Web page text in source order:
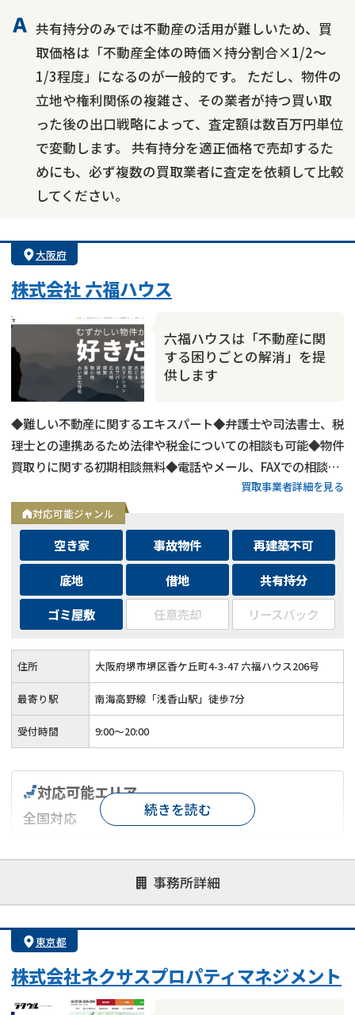
共有持分のみでは不動産の活用が難しいため、買
取価格は「不動産全体の時価×持分割合×1/2〜
1/3程度」になるのが一般的です。 ただし、物件の
立地や権利関係の複雑さ、その業者が持つ買い取
った後の出口戦略によって、査定額は数百万円単位
で変動します。 共有持分を適正価格で売却するた
めにも、必ず複数の買取業者に査定を依頼して比較
してください。
大阪府
株式会社 六福ハウス
六福ハウスは「不動産に関
する困りごとの解消」を提
供します
◆難しい不動産に関するエキスパート◆弁護士や司法書士、税
理士との連携あるため法律や税金についての相談も可能◆物件
買取りに関する初期相談無料◆電話やメール、FAXでの相談可
買取事業者詳細を見る
対応可能ジャンル
空き家 事故物件
再建築不可
底地
借地
共有持分
ゴミ屋敷
任意売却 リースバック
住所 大阪府堺市堺区香ケ丘町4-3-47 六福ハウス206号
最寄り駅 南海高野線「浅香山駅」徒歩7分
受付時間 9:00～20:00
事務所詳細
対応可能エリア
全国対応
対応が親身 オンライン面談可能
レスポンスが早い
1億円以上の買取可
続きを読む
東京都
株式会社ネクサスプロパティマネジメント